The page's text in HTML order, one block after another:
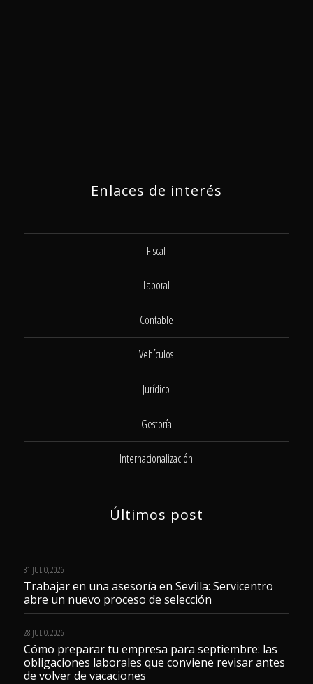
Enlaces de interés
Fiscal
Laboral
Contable
Vehículos
Jurídico
Gestoría
Internacionalización
Últimos post
31 JULIO, 2026
Trabajar en una asesoría en Sevilla: Servicentro
abre un nuevo proceso de selección
28 JULIO, 2026
Cómo preparar tu empresa para septiembre: las
obligaciones laborales que conviene revisar antes
de volver de vacaciones